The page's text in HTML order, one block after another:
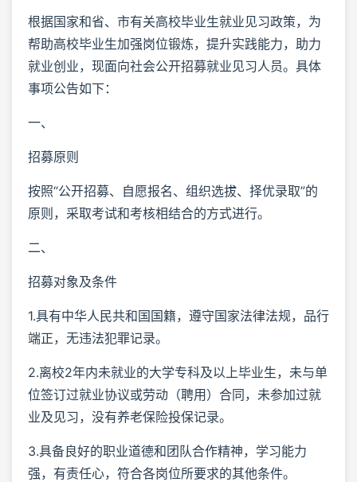
根据国家和省、市有关高校毕业生就业见习政策，为
帮助高校毕业生加强岗位锻炼，提升实践能力，助力
就业创业，现面向社会公开招募就业见习人员。具体
事项公告如下：
一、
招募原则
按照“公开招募、自愿报名、组织选拔、择优录取”的
原则，采取考试和考核相结合的方式进行。
二、
招募对象及条件
1.具有中华人民共和国国籍，遵守国家法律法规，品行
端正，无违法犯罪记录。
2.离校2年内未就业的大学专科及以上毕业生，未与单
位签订过就业协议或劳动（聘用）合同，未参加过就
业及见习，没有养老保险投保记录。
3.具备良好的职业道德和团队合作精神，学习能力
强，有责任心，符合各岗位所要求的其他条件。